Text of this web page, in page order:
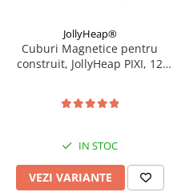
JollyHeap®
Cuburi Magnetice pentru
construit, JollyHeap PIXI, 12
IN STOC
VEZI VARIANTE